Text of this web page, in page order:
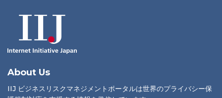
About Us
IIJ ビジネスリスクマネジメントポータルは世界のプライバシー保